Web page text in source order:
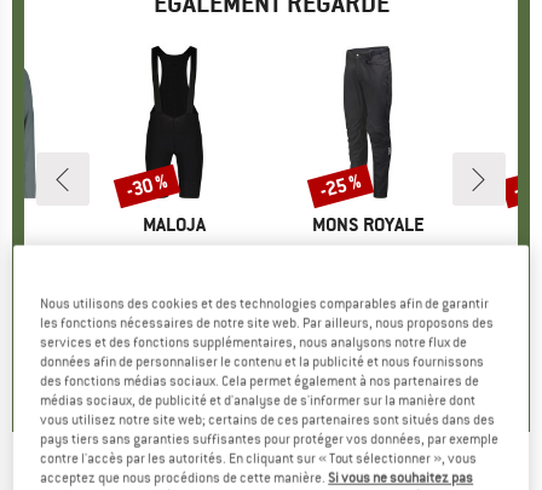
réduit
€
MARQUE
MALOJA
Prix
219,95 € Prix réduit
153,97 €
0,0(0)
Remise
-30 %
MARQUE
MONS ROYALE
Prix
189,95 € Prix réduit
142,46 €
5,0(1)
Remise
-25 % -
Nous utilisons des cookies et des technologies comparables afin de garantir
les fonctions nécessaires de notre site web. Par ailleurs, nous proposons des
services et des fonctions supplémentaires, nous analysons notre flux de
données afin de personnaliser le contenu et la publicité et nous fournissons
des fonctions médias sociaux. Cela permet également à nos partenaires de
médias sociaux, de publicité et d'analyse de s'informer sur la manière dont
vous utilisez notre site web; certains de ces partenaires sont situés dans des
pays tiers sans garanties suffisantes pour protéger vos données, par exemple
contre l'accès par les autorités. En cliquant sur « Tout sélectionner », vous
acceptez que nous procédions de cette manière.Si vous ne souhaitez pas